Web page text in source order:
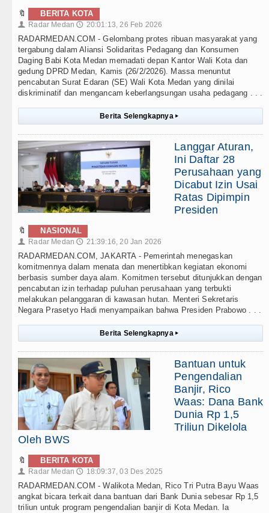
🔖 BERITA KOTA
👤 Radar Medan 🕔 20:01:13, 26 Feb 2026
RADARMEDAN.COM - Gelombang protes ribuan masyarakat yang
tergabung dalam Aliansi Solidaritas Pedagang dan Konsumen
Daging Babi Kota Medan memadati depan Kantor Wali Kota dan
gedung DPRD Medan, Kamis (26/2/2026). Massa menuntut
pencabutan Surat Edaran (SE) Wali Kota Medan yang dinilai
diskriminatif dan mengancam keberlangsungan usaha pedagang . . .
Berita Selengkapnya ▸
Langgar Aturan,
Ini Daftar 28
Perusahaan yang
Dicabut Izin Usai
Ratas Dipimpin
Presiden
🔖 NASIONAL
👤 Radar Medan 🕔 21:39:16, 20 Jan 2026
RADARMEDAN.COM, JAKARTA - Pemerintah menegaskan
komitmennya dalam menata dan menertibkan kegiatan ekonomi
berbasis sumber daya alam. Komitmen tersebut ditunjukkan dengan
pencabutan izin terhadap puluhan perusahaan yang terbukti
melakukan pelanggaran di kawasan hutan. Menteri Sekretaris
Negara Prasetyo Hadi menyampaikan bahwa Presiden Prabowo . . .
Berita Selengkapnya ▸
Bantuan untuk
Pengendalian
Banjir, Rico
Waas: Dana Bank
Dunia Rp 1,5
Triliun Dikelola
Oleh BWS
🔖 BERITA KOTA
👤 Radar Medan 🕔 18:09:37, 03 Des 2025
RADARMEDAN.COM - Walikota Medan, Rico Tri Putra Bayu Waas
angkat bicara terkait dana bantuan dari Bank Dunia sebesar Rp 1,5
triliun untuk program pengendalian banjir di Kota Medan. Ia